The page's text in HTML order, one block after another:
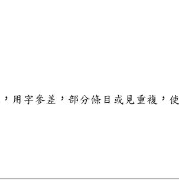
用字參差，部分條目或見重複，